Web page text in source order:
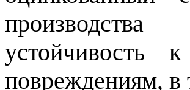
устойчивость
повреждениям, в